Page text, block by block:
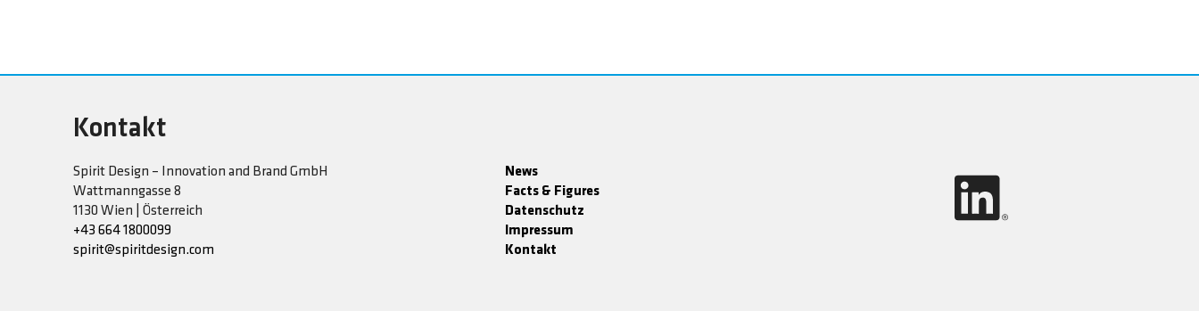
Kontakt
Spirit Design – Innovation and Brand GmbH
Wattmanngasse 8
1130 Wien | Österreich
+43 664 1800099
spirit@spiritdesign.com
News
Facts & Figures
Datenschutz
Impressum
Kontakt